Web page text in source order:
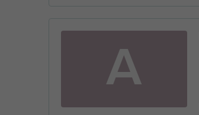
А